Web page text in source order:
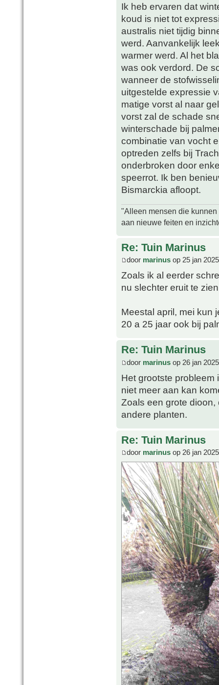
Ik heb ervaren dat
koud is niet tot
australis niet tijdig
werd. Aanvankelijk
warmer werd. Al het
was ook verdord. De
wanneer de
uitgestelde expressie
matige vorst al naar
vorst zal de schade
winterschade bij
combinatie van vocht
optreden zelfs bij
onderbroken door
speerrot. Ik ben
Bismarckia afloopt.
"Alleen mensen die
aan nieuwe feiten en
Re: Tuin Marinus
door marinus op 25 jan
Zoals ik al eerder
nu slechter eruit te
Meestal april, mei kun
20 a 25 jaar ook bij
Re: Tuin Marinus
door marinus op 26 jan
Het grootste probleem
niet meer aan kan
Zoals een grote
andere planten.
Re: Tuin Marinus
door marinus op 26 jan